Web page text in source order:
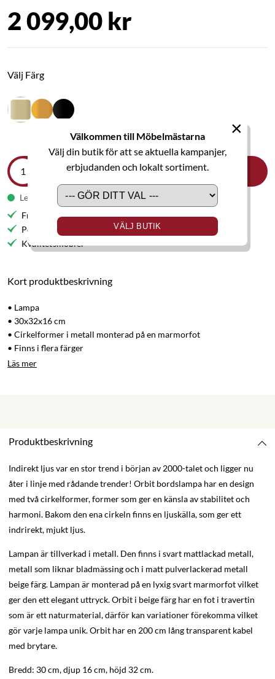
Välkommen till Möbelmästarna
Välj din butik för att se aktuella kampanjer,
erbjudanden och lokalt sortiment.
VÄLJ BUTIK
×
2 099,00 kr
Välj Färg
LÄGG I VARUKORGEN
Leveranstid 1-2 veckor
Fri frakt till butik
Personlig service
Kvalitetsmöbler
Kort produktbeskrivning
• Lampa
• 30x32x16 cm
• Cirkelformer i metall monterad på en marmorfot
• Finns i flera färger
Läs mer
Produktbeskrivning
Indirekt ljus var en stor trend i början av 2000-talet och ligger nu
åter i linje med rådande trender! Orbit bordslampa har en design
med två cirkelformer, former som ger en känsla av stabilitet och
harmoni. Bakom den ena cirkeln finns en ljuskälla, som ger ett
indrirekt, mjukt ljus.
Lampan är tillverkad i metall. Den finns i svart mattlackad metall,
metall som liknar bladmässing och i matt pulverlackerad metall
beige färg. Lampan är monterad på en lyxig svart marmorfot vilket
ger den ett elegant uttryck. Orbit i beige färg har en fot i travertin
som är ett naturmaterial, därför kan variationer förekomma vilket
gör varje lampa unik. Orbit har en 200 cm lång transparent kabel
med brytare.
Bredd: 30 cm, djup 16 cm, höjd 32 cm.